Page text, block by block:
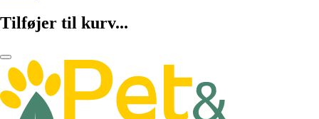
Tilføjer til kurv...